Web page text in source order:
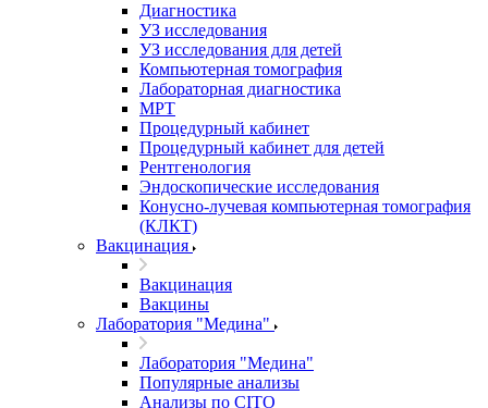
Диагностика
УЗ исследования
УЗ исследования для детей
Компьютерная томография
Лабораторная диагностика
МРТ
Процедурный кабинет
Процедурный кабинет для детей
Рентгенология
Эндоскопические исследования
Конусно-лучевая компьютерная томография
(КЛКТ)
Вакцинация
Вакцинация
Вакцины
Лаборатория "Медина"
Лаборатория "Медина"
Популярные анализы
Анализы по CITO